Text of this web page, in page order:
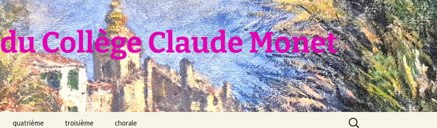
Collège Claude Monet
quatrième troisième chorale
Rechercher :